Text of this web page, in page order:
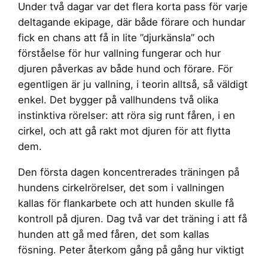
Under två dagar var det flera korta pass för varje
deltagande ekipage, där både förare och hundar
fick en chans att få in lite ”djurkänsla” och
förståelse för hur vallning fungerar och hur
djuren påverkas av både hund och förare. För
egentligen är ju vallning, i teorin alltså, så väldigt
enkel. Det bygger på vallhundens två olika
instinktiva rörelser: att röra sig runt fåren, i en
cirkel, och att gå rakt mot djuren för att flytta
dem.
Den första dagen koncentrerades träningen på
hundens cirkelrörelser, det som i vallningen
kallas för flankarbete och att hunden skulle få
kontroll på djuren. Dag två var det träning i att få
hunden att gå med fåren, det som kallas
fösning. Peter återkom gång på gång hur viktigt